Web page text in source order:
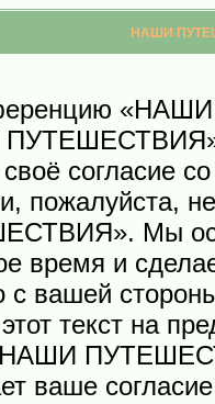
НАШИ
своё согласие
пожалуйста,
Мы
время и
с вашей
текст на
ваше